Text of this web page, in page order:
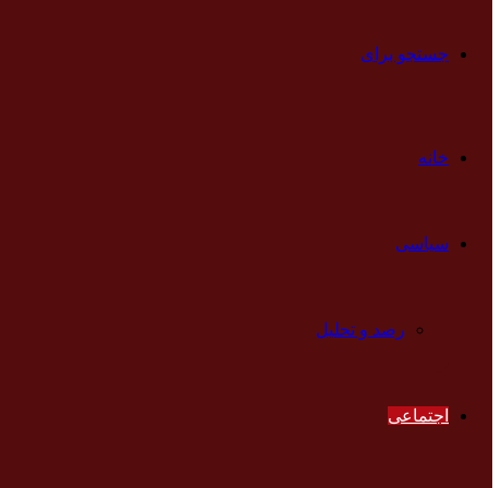
جستجو برای
خانه
سیاسی
رصد و تحلیل
اجتماعی